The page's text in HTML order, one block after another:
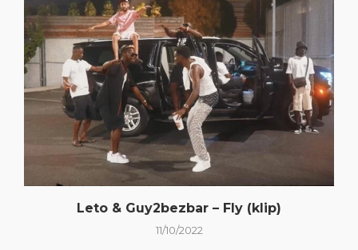
Leto & Guy2bezbar – Fly (klip)
11/10/2022